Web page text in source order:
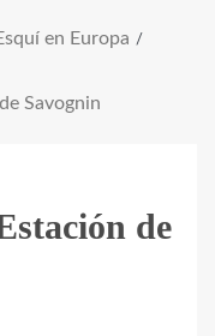
en Europa
Savognin
de